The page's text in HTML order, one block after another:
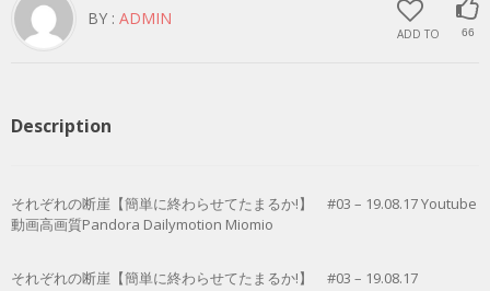
ADD TO 66
BY : ADMIN
Description
それぞれの断崖【簡単に終わらせてたまるか!】 #03 – 19.08.17 Youtube
動画高画質Pandora Dailymotion Miomio
それぞれの断崖【簡単に終わらせてたまるか!】 #03 – 19.08.17